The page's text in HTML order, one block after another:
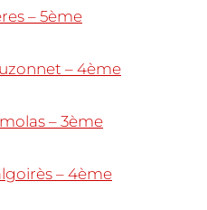
– 5ème
– 4ème
– 3ème
– 4ème